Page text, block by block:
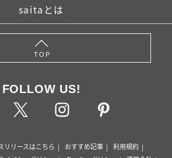
saitaとは
TOP
FOLLOW US!
リリースはこちら おすすめ記事
利用規約